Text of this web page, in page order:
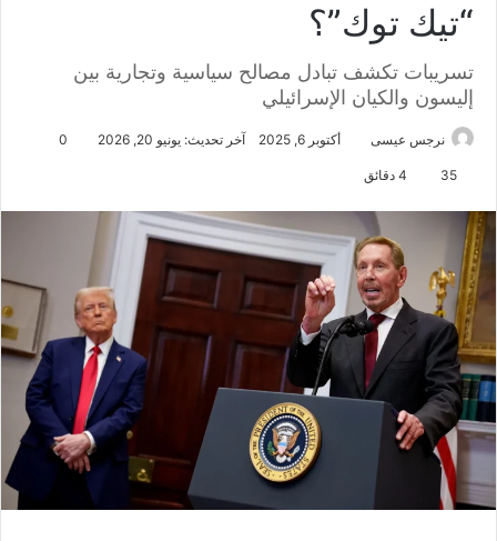
“تيك توك”؟
تسريبات تكشف تبادل مصالح سياسية وتجارية بين
إليسون والكيان الإسرائيلي
نرجس عيسى أكتوبر 6, 2025 آخر تحديث: يونيو 20, 2026 0
35